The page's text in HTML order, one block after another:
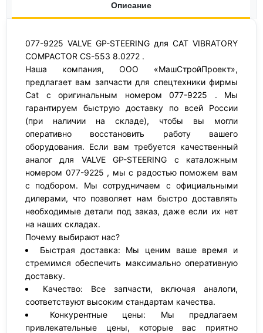
Описание
077-9225 VALVE GP-STEERING для CAT VIBRATORY
COMPACTOR CS-553 8.0272 .
Наша компания, ООО «МашСтройПроект»,
предлагает вам запчасти для спецтехники фирмы
Cat с оригинальным номером 077-9225 . Мы
гарантируем быструю доставку по всей России
(при наличии на складе), чтобы вы могли
оперативно восстановить работу вашего
оборудования. Если вам требуется качественный
аналог для VALVE GP-STEERING с каталожным
номером 077-9225 , мы с радостью поможем вам
с подбором. Мы сотрудничаем с официальными
дилерами, что позволяет нам быстро доставлять
необходимые детали под заказ, даже если их нет
на наших складах.
Почему выбирают нас?
Быстрая доставка: Мы ценим ваше время и
стремимся обеспечить максимально оперативную
доставку.
Качество: Все запчасти, включая аналоги,
соответствуют высоким стандартам качества.
Конкурентные цены: Мы предлагаем
привлекательные цены, которые вас приятно